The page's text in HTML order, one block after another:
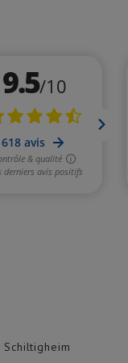
Schiltigheim